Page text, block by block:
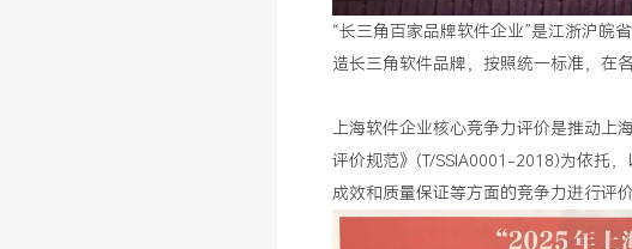
“长三角百家品牌软件企业”是江浙沪皖
造长三角软件品牌，按照统一标准，在
上海软件企业核心竞争力评价是推动上
评价规范》(T/SSIA0001-2018)为依托
成效和质量保证等方面的竞争力进行评价